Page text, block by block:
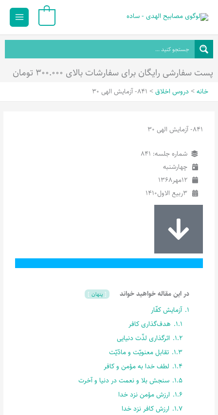
محتوا
Main
پست سفارشی رایگان برای سفارشات بالای ۳۰۰.۰۰۰ تومان
خانه دروس اخلاق 841- آزمایش الهی 30
841- آزمایش الهی 30
شماره جلسه: 841
چهارشنبه
12مهر1368
3ربیع الاول1410
در این مقاله خواهید خواند پنهان
1. آزمایش کفّار
1.1. هدف‌گذاری کافر
1.2. اثرگذاری لذّت دنیایی
1.3. تقابل معنویّت و مادّیّت
1.4. لطف خدا به مؤمن و کافر
1.5. سنجش بلا و نعمت در دنیا و آخرت
1.6. ارزش مؤمن نزد خدا
1.7. ارزش کافر نزد خدا